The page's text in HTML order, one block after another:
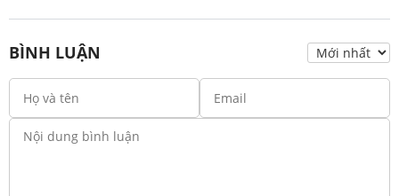
BÌNH LUẬN